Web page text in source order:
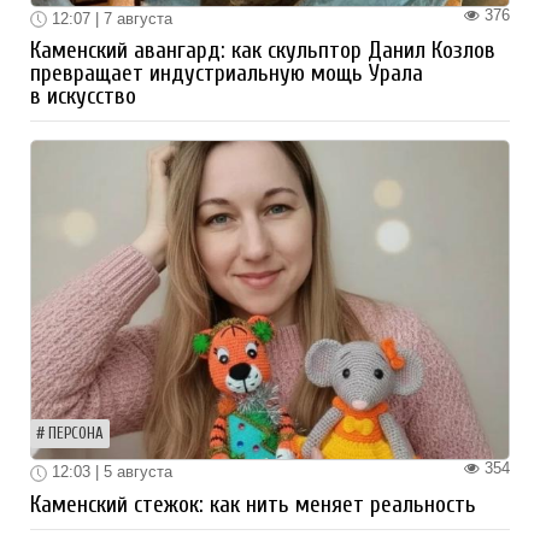
376
12:07 | 7 августа
Каменский авангард: как скульптор Данил Козлов
превращает индустриальную мощь Урала
в искусство
ПЕРСОНА
354
12:03 | 5 августа
Каменский стежок: как нить меняет реальность